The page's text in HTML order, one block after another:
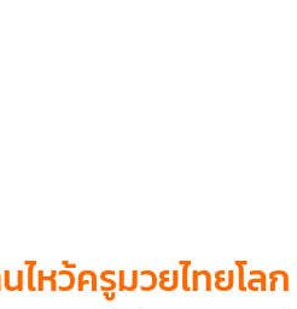
ไหว้ครูมวยไทยโล